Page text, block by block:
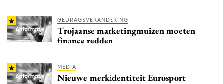
GEDRAGSVERANDERING
Trojaanse marketingmuizen moeten
finance redden
MEDIA
Nieuwe merkidentiteit Eurosport